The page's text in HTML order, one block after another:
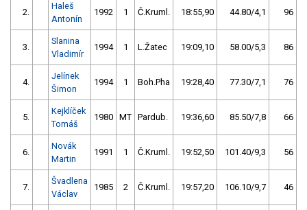
2.
Haleš
Antonín
1992 1 Č.Kruml. 18:55,90 44.80/4,1 96
3.
Slanina
Vladimír
1994 1 L.Žatec 19:09,10 58.00/5,3 86
4.
Jelínek
Šimon
1994 1 Boh.Pha 19:28,40 77.30/7,1 76
5.
Kejklíček
Tomáš
1980 MT Pardub. 19:36,60 85.50/7,8 66
6.
Novák
Martin
1991 1 Č.Kruml. 19:52,50 101.40/9,3 56
7.
Švadlena
Václav
1985 2 Č.Kruml. 19:57,20 106.10/9,7 46